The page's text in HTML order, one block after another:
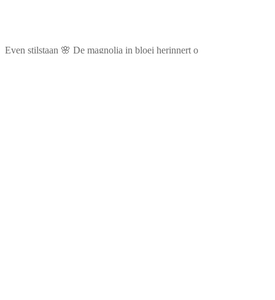
Even stilstaan 🌸 De magnolia in bloei herinnert o